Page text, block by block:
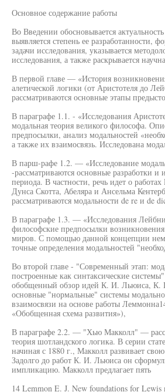
Основное содержание работы
Во Введении обосновывается
выявляется степень ее разработанности,
задачи исследования, указывается
исследования, а также раскрывается
В первой главе — «История
алетической логики (от Аристотеля до
рассматриваются основные этапы
В параграфе 1.1. - «Исследования
модальная теория великого философа.
предпосылки, анализ модальностей
а также их взаимосвязь. Исследована
В парш-рафе 1.2. — «Исследование
-рассматриваются основные разработки и
периода. В частности, речь идет о
Дунса Скотта, Абеляра и Ансельма
рассматриваются модальности de re и de
В параграфе 1.3. — «Исследования
философские предпосылки
миров. С помощью данной концепции
точные определения модальностей
Во второй главе - "Современный этап:
построенные как синтаксические
обобщенный обзор идей К. И. Льюиса, К.
основные "нормальные" системы
взаимосвязи на основе работы
«Обобщенная схема развития»),
В параграфе 2.2. — "Хью Макколл" —
теория шотландского логика. В серии
начиная с 1880 г., Макколл развивает
Задолго до работ К. И. Льюиса он
импликацию. Макколл предлагает пять
14 Lemmon E. J. New foundations for Lewis